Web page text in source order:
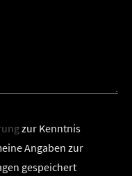
zur Kenntnis
Angaben zur
gespeichert